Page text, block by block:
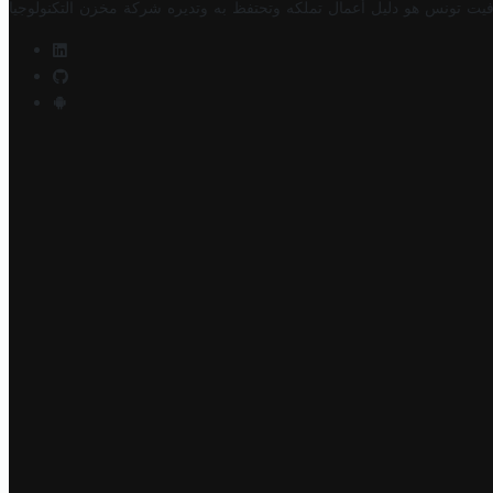
تونس هو دليل أعمال تملكه وتحتفظ به وتديره شركة مخزن التكنولوجيا